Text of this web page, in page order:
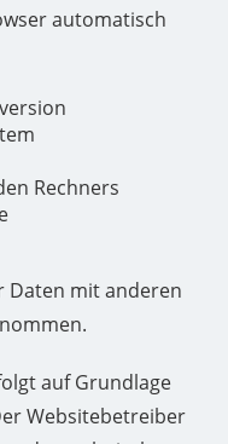
automatisch
Rechners
Daten mit anderen
auf Grundlage
Websitebetreiber